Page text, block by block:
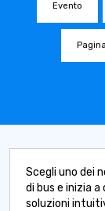
Evento
Scegli uno dei
di bus e inizia
soluzioni